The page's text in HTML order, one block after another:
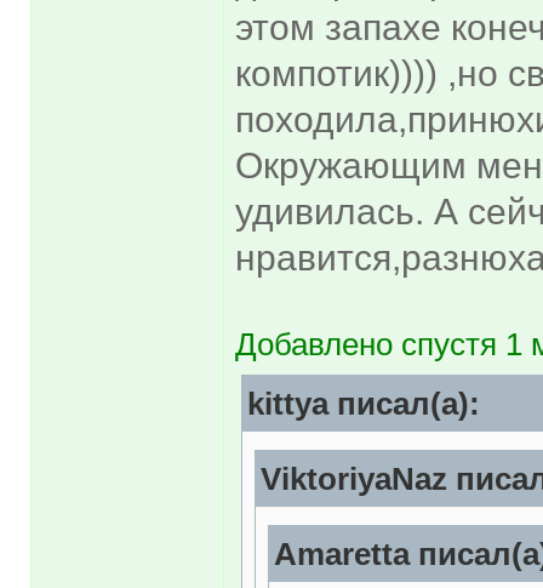
этом запахе
компотик)))) ,но
Окружающим
удивилась. А
Добавлено спустя 1
kittya писал(а):
ViktoriyaNaz
Amaretta